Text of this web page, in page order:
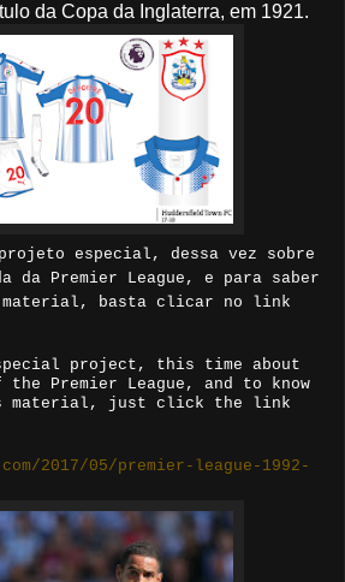
da Copa da Inglaterra, em 1921.
projeto especial, dessa vez sobre
da Premier League, e para saber
material, basta clicar no link
project, this time about
Premier League, and to know
material, just click the link
2017/05/premier-league-1992-